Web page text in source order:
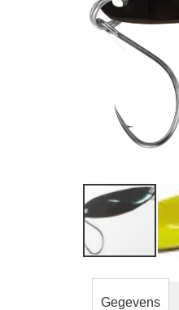
naar
Gegevens